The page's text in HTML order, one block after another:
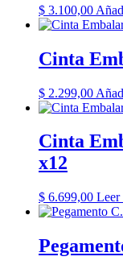
$ 3.100,00
Cinta
$ 2.299,00
Cinta
x12
$ 6.699,00 Leer